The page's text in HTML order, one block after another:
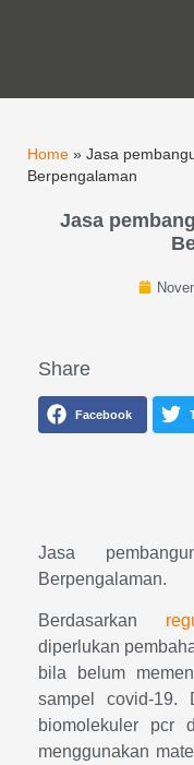
Home » Jasa
Berpengalaman
Jasa
Share
Facebook
Jasa
Berpengalaman.
Berdasarkan
diperlukan
bila belum
sampel covid-19.
biomolekuler pcr
menggunakan